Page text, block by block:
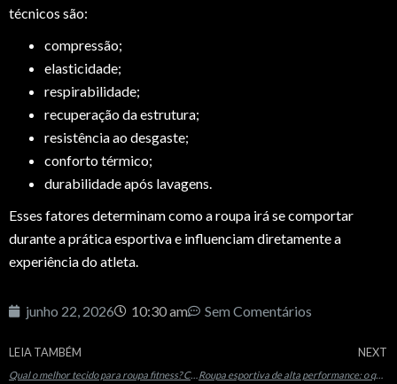
técnicos são:
compressão;
elasticidade;
respirabilidade;
recuperação da estrutura;
resistência ao desgaste;
conforto térmico;
durabilidade após lavagens.
Esses fatores determinam como a roupa irá se comportar
durante a prática esportiva e influenciam diretamente a
experiência do atleta.
junho 22, 2026 10:30 am Sem Comentários
LEIA TAMBÉM
Qual o melhor tecido para roupa fitness? Critérios para escolher além da aparência
NEXT
Roupa esportiva de alta performance: o que observar antes de comprar?